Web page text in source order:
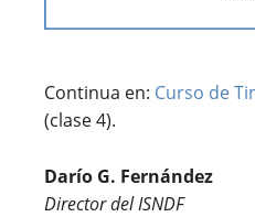
Continua en: Curso de
(clase 4).
Darío G. Fernández
Director del ISNDF